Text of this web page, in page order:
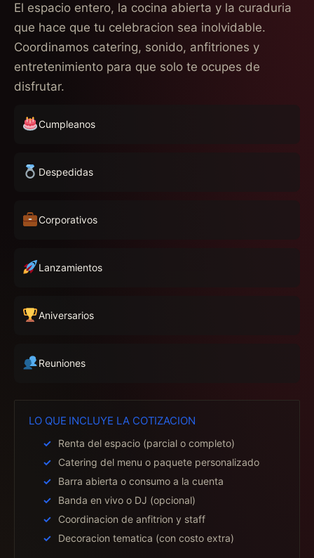
El espacio entero, la cocina abierta y la curaduria
que hace que tu celebracion sea inolvidable.
Coordinamos catering, sonido, anfitriones y
entretenimiento para que solo te ocupes de
disfrutar.
Cumpleanos
Despedidas
Corporativos
Lanzamientos
Aniversarios
Reuniones
LO QUE INCLUYE LA COTIZACION
Renta del espacio (parcial o completo)
Catering del menu o paquete personalizado
Barra abierta o consumo a la cuenta
Banda en vivo o DJ (opcional)
Coordinacion de anfitrion y staff
Decoracion tematica (con costo extra)